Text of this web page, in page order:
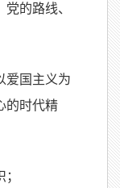
的路线、
爱国主义为
的时代精